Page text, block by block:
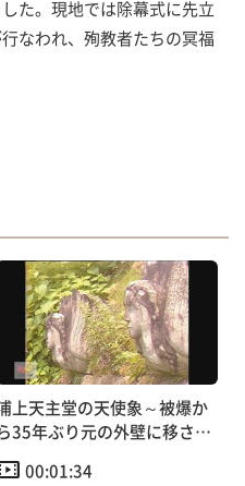
た。現地では除幕式に先立
なわれ、殉教者たちの冥福
上天主堂の天使象～被爆か
35年ぶり元の外壁に移され
00:01:34